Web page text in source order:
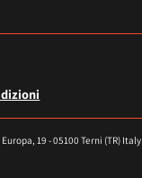
19 - 05100 Terni (TR) Italy